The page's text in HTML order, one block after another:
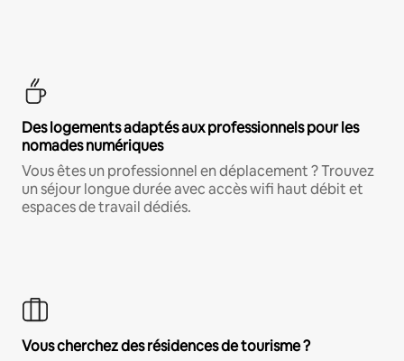
Des logements adaptés aux professionnels pour les
nomades numériques
Vous êtes un professionnel en déplacement ? Trouvez
un séjour longue durée avec accès wifi haut débit et
espaces de travail dédiés.
Vous cherchez des résidences de tourisme ?